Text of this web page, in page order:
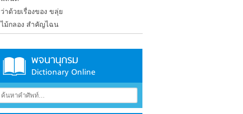
ว่าด้วยเรื่องของ ขลุ่ย
ไม้กลอง สำคัญไฉน
พจนานุกรม
Dictionary Online